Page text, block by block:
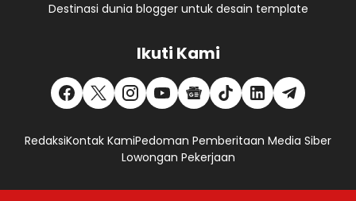
Destinasi dunia blogger untuk desain template
Ikuti Kami
RedaksiKontak KamiPedoman Pemberitaan Media Siber
Lowongan Pekerjaan